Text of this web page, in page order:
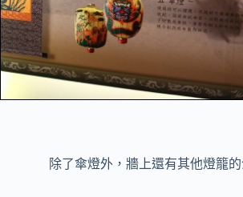
除了傘燈外，牆上還有其他燈籠